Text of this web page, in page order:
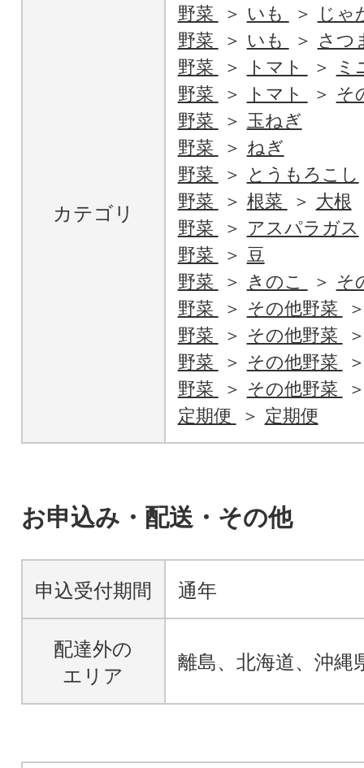
カテゴリ
野菜 いも
じゃ
野菜
いも
さつ
野菜
トマト
ミ
野菜
トマト
そ
野菜
玉ねぎ
野菜
ねぎ
野菜
とうもろこし
野菜
根菜
大根
野菜
アスパラガス
野菜
豆
野菜
きのこ
そ
野菜
その他野菜
野菜
その他野菜
野菜
その他野菜
野菜
その他野菜
定期便
定期便
お申込み・配送・その他
申込受付期間 通年
配達外の
エリア
離島、北海道、沖縄